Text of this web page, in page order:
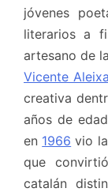
jóvenes
literarios a
artesano de
Vicente
creativa
años de
en 1966 vio
que
catalán